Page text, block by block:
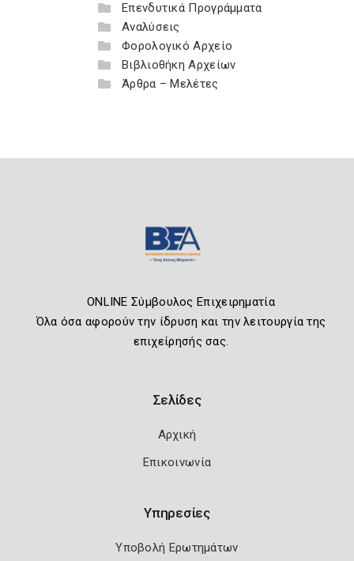
Επενδυτικά Προγράμματα
Αναλύσεις
Φορολογικό Αρχείο
Βιβλιοθήκη Αρχείων
Άρθρα – Μελέτες
ONLINE Σύμβουλος Επιχειρηματία
Όλα όσα αφορούν την ίδρυση και την λειτουργία της
επιχείρησής σας.
Σελίδες
Αρχική
Επικοινωνία
Υπηρεσίες
Υποβολή Ερωτημάτων